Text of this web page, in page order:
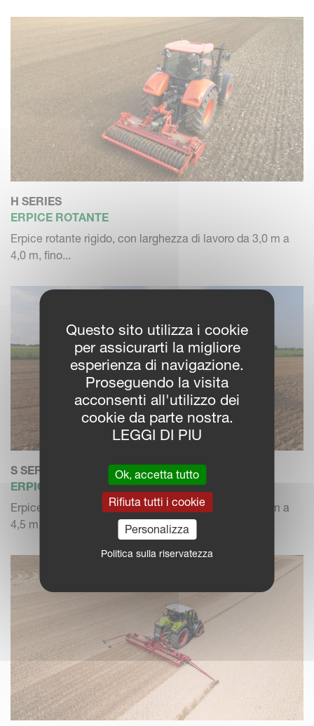
H SERIES
ERPICE ROTANTE
Erpice rotante rigido, con larghezza di lavoro da 3,0 m a
4,0 m, fino...
S SERIES
ERPICE ROTANTE
Erpice rotante rigido, con larghezza di lavoro da 3,0 m a
4,5 m, fino...
Questo sito utilizza i cookie
per assicurarti la migliore
esperienza di navigazione.
Proseguendo la visita
acconsenti all'utilizzo dei
cookie da parte nostra.
LEGGI DI PIU
Ok, accetta tutto
Rifiuta tutti i cookie
Personalizza
Politica sulla riservatezza